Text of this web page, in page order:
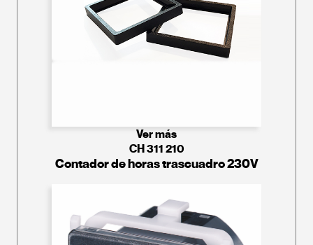
Ver más
CH 311 210
Contador de horas trascuadro 230V